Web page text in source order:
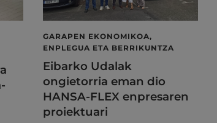
GARAPEN EKONOMIKOA,
ENPLEGUA ETA BERRIKUNTZA
Eibarko Udalak
ongietorria eman dio
HANSA-FLEX enpresaren
proiektuari